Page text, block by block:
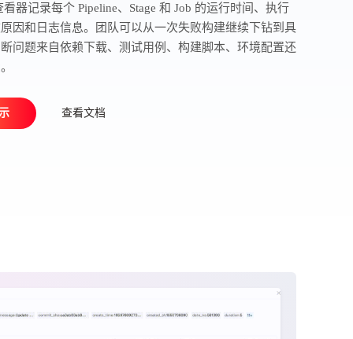
器记录每个 Pipeline、Stage 和 Job 的运行时间、执行
因和日志信息。团队可以从一次失败构建继续下钻到具
问题来自依赖下载、测试用例、构建脚本、环境配置还
查看文档